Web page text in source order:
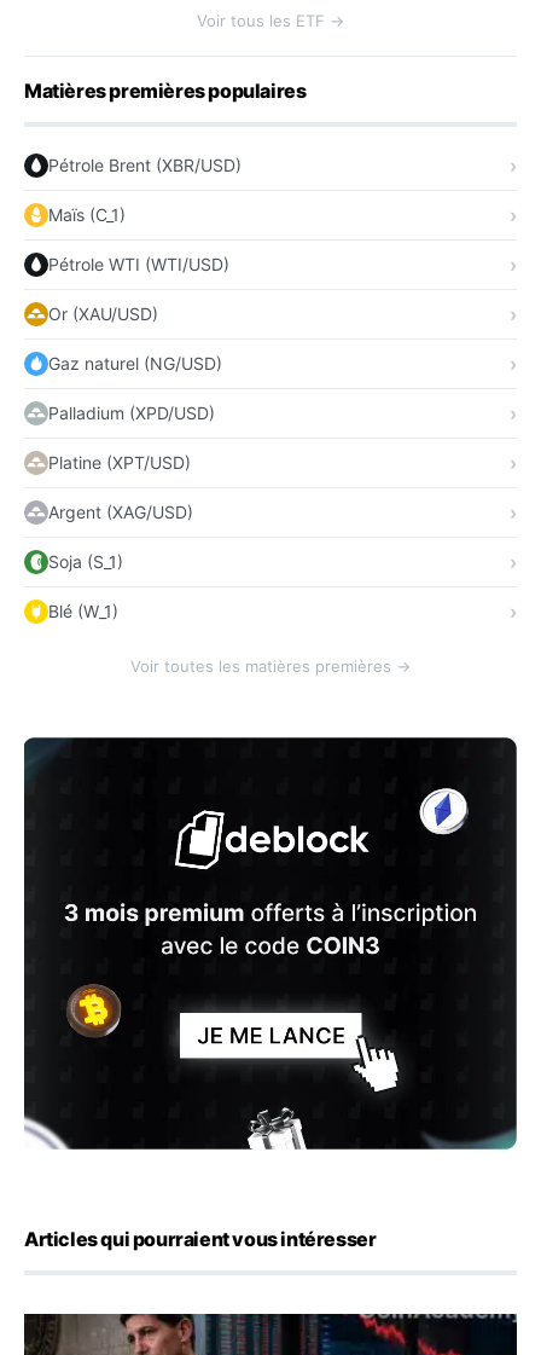
Voir tous les ETF →
Matières premières populaires
Pétrole Brent (XBR/USD)
Maïs (C_1)
Pétrole WTI (WTI/USD)
Or (XAU/USD)
Gaz naturel (NG/USD)
Palladium (XPD/USD)
Platine (XPT/USD)
Argent (XAG/USD)
Soja (S_1)
Blé (W_1)
Voir toutes les matières premières →
Articles qui pourraient vous intéresser
Kevin Warsh maintient sa communication minimaliste